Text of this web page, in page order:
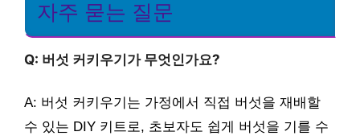
자주 묻는 질문
Q: 버섯 커키우기가 무엇인가요?
A: 버섯 커키우기는 가정에서 직접 버섯을 재배할
수 있는 DIY 키트로, 초보자도 쉽게 버섯을 기를 수